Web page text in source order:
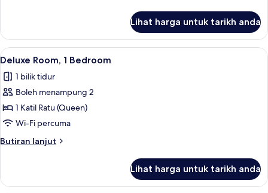
Room,
Bedroom
Lihat harga untuk tarikh anda
Lihat
semua
foto
untuk
Deluxe
Room,
1
Bedroom
Gebar bulu kapas, peti besi dalam
2
Deluxe Room, 1 Bedroom
1 bilik tidur
Boleh menampung 2
1 Katil Ratu (Queen)
Wi-Fi percuma
Butiran lanjut
Butiran
Room,
Lihat harga untuk tarikh anda